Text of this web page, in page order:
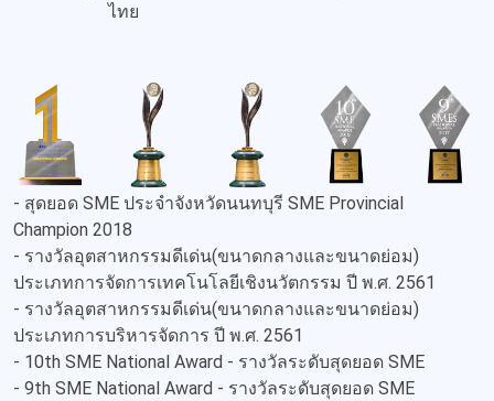
ไทย
- สุดยอด SME ประจำจังหวัดนนทบุรี SME Provincial
Champion 2018
- รางวัลอุตสาหกรรมดีเด่น(ขนาดกลางและขนาดย่อม)
ประเภทการจัดการเทคโนโลยีเชิงนวัตกรรม ปี พ.ศ. 2561
- รางวัลอุตสาหกรรมดีเด่น(ขนาดกลางและขนาดย่อม)
ประเภทการบริหารจัดการ ปี พ.ศ. 2561
- 10th SME National Award - รางวัลระดับสุดยอด SME
- 9th SME National Award - รางวัลระดับสุดยอด SME